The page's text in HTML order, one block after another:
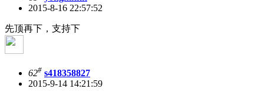
2015-8-16 22:57:52
先顶再下，支持下
62# s418358827
2015-9-14 14:21:59